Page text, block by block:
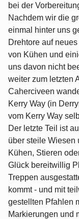
bei der
Nachdem wir die
einmal hinter uns
Drehtore auf
von Kühen und
uns davon nicht
weiter zum letzten
Caherciveen
Kerry Way (in
vom Kerry Way
Der letzte Teil ist
über steile Wiesen
Kühen, Stieren
Glück bereitwillig
Treppen
kommt - und mit
gestellten Pfahlen
Markierungen und